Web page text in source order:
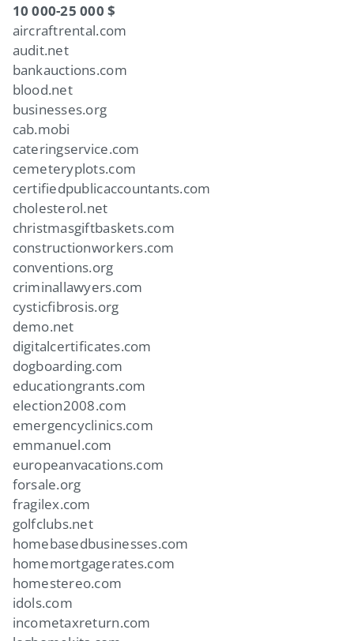
10 000-25 000 $
aircraftrental.com
audit.net
bankauctions.com
blood.net
businesses.org
cab.mobi
cateringservice.com
cemeteryplots.com
certifiedpublicaccountants.com
cholesterol.net
christmasgiftbaskets.com
constructionworkers.com
conventions.org
criminallawyers.com
cysticfibrosis.org
demo.net
digitalcertificates.com
dogboarding.com
educationgrants.com
election2008.com
emergencyclinics.com
emmanuel.com
europeanvacations.com
forsale.org
fragilex.com
golfclubs.net
homebasedbusinesses.com
homemortgagerates.com
homestereo.com
idols.com
incometaxreturn.com